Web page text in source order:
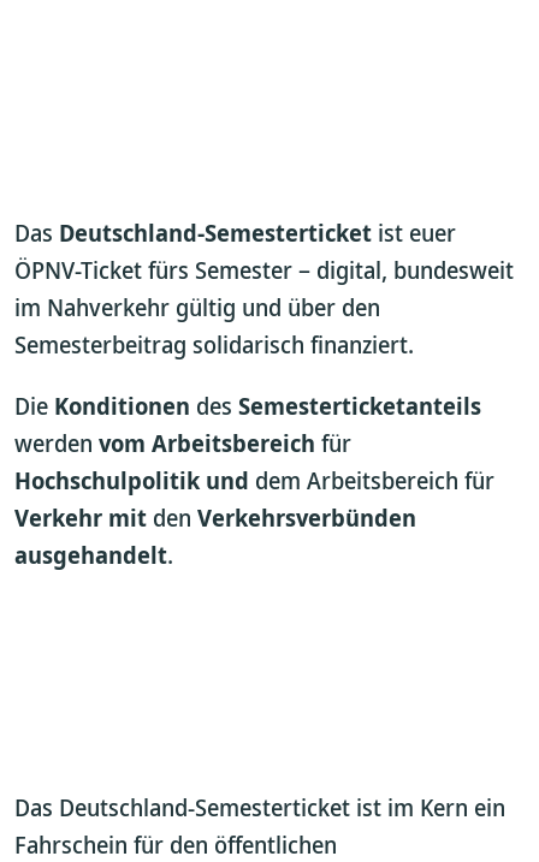
Das Deutschland-Semesterticket ist euer
ÖPNV-Ticket fürs Semester – digital, bundesweit
im Nahverkehr gültig und über den
Semesterbeitrag solidarisch finanziert.
Die Konditionen des Semesterticketanteils
werden vom Arbeitsbereich für
Hochschulpolitik und dem Arbeitsbereich für
Verkehr mit den Verkehrsverbünden
ausgehandelt.
Das Deutschland-Semesterticket ist im Kern ein
Fahrschein für den öffentlichen